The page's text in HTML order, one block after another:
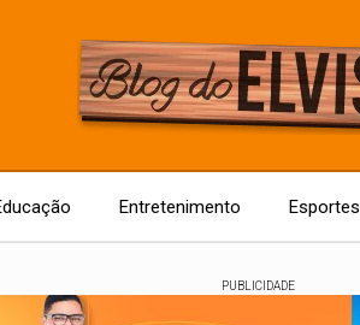
Entretenimento Esportes
PUBLICIDADE